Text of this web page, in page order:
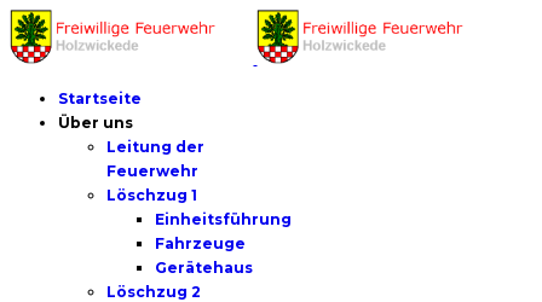
Startseite
Über uns
Leitung der
Feuerwehr
Löschzug 1
Einheitsführung
Fahrzeuge
Gerätehaus
Löschzug 2